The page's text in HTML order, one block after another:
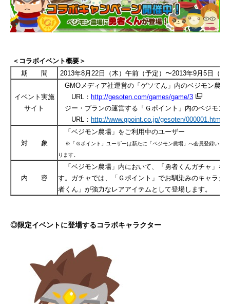
＜コラボイベント概要＞
期 間
2013年8月22日（木）午前（予定）〜2013年9月5日（木
イベント実施
サイト
GMOメディア社運営の「ゲソてん」内のベジモン農場
URL： http://gesoten.com/games/game/3
ジー・プランの運営する「Ｇポイント」内のベジモン
URL： http://www.gpoint.co.jp/gesoten/000001.html
対 象
「ベジモン農場」をご利用中のユーザー
※「Ｇポイント」ユーザーは新たに「ベジモン農場」へ会員登録いた
ります。
内 容
「ベジモン農場」内において、「勇者くんガチャ」を
す。ガチャでは、「Ｇポイント」でお馴染みのキャラク
者くん」が強力なレアアイテムとして登場します。
◎限定イベントに登場するコラボキャラクター